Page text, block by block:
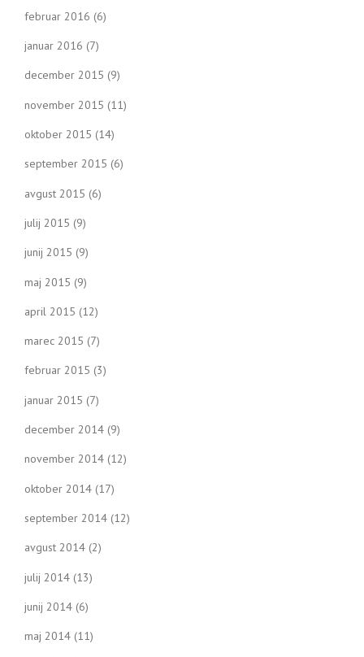
februar 2016 (6)
januar 2016 (7)
december 2015 (9)
november 2015 (11)
oktober 2015 (14)
september 2015 (6)
avgust 2015 (6)
julij 2015 (9)
junij 2015 (9)
maj 2015 (9)
april 2015 (12)
marec 2015 (7)
februar 2015 (3)
januar 2015 (7)
december 2014 (9)
november 2014 (12)
oktober 2014 (17)
september 2014 (12)
avgust 2014 (2)
julij 2014 (13)
junij 2014 (6)
maj 2014 (11)